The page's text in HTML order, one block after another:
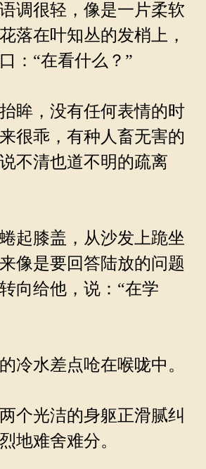
调很轻，像是一片柔软
落在叶知丛的发梢上，
：“在看什么？”
眸，没有任何表情的时
很乖，有种人畜无害的
不清也道不明的疏离
起膝盖，从沙发上跪坐
像是要回答陆放的问题
向给他，说：“在学
冷水差点呛在喉咙中。
个光洁的身躯正滑腻纠
地难舍难分。